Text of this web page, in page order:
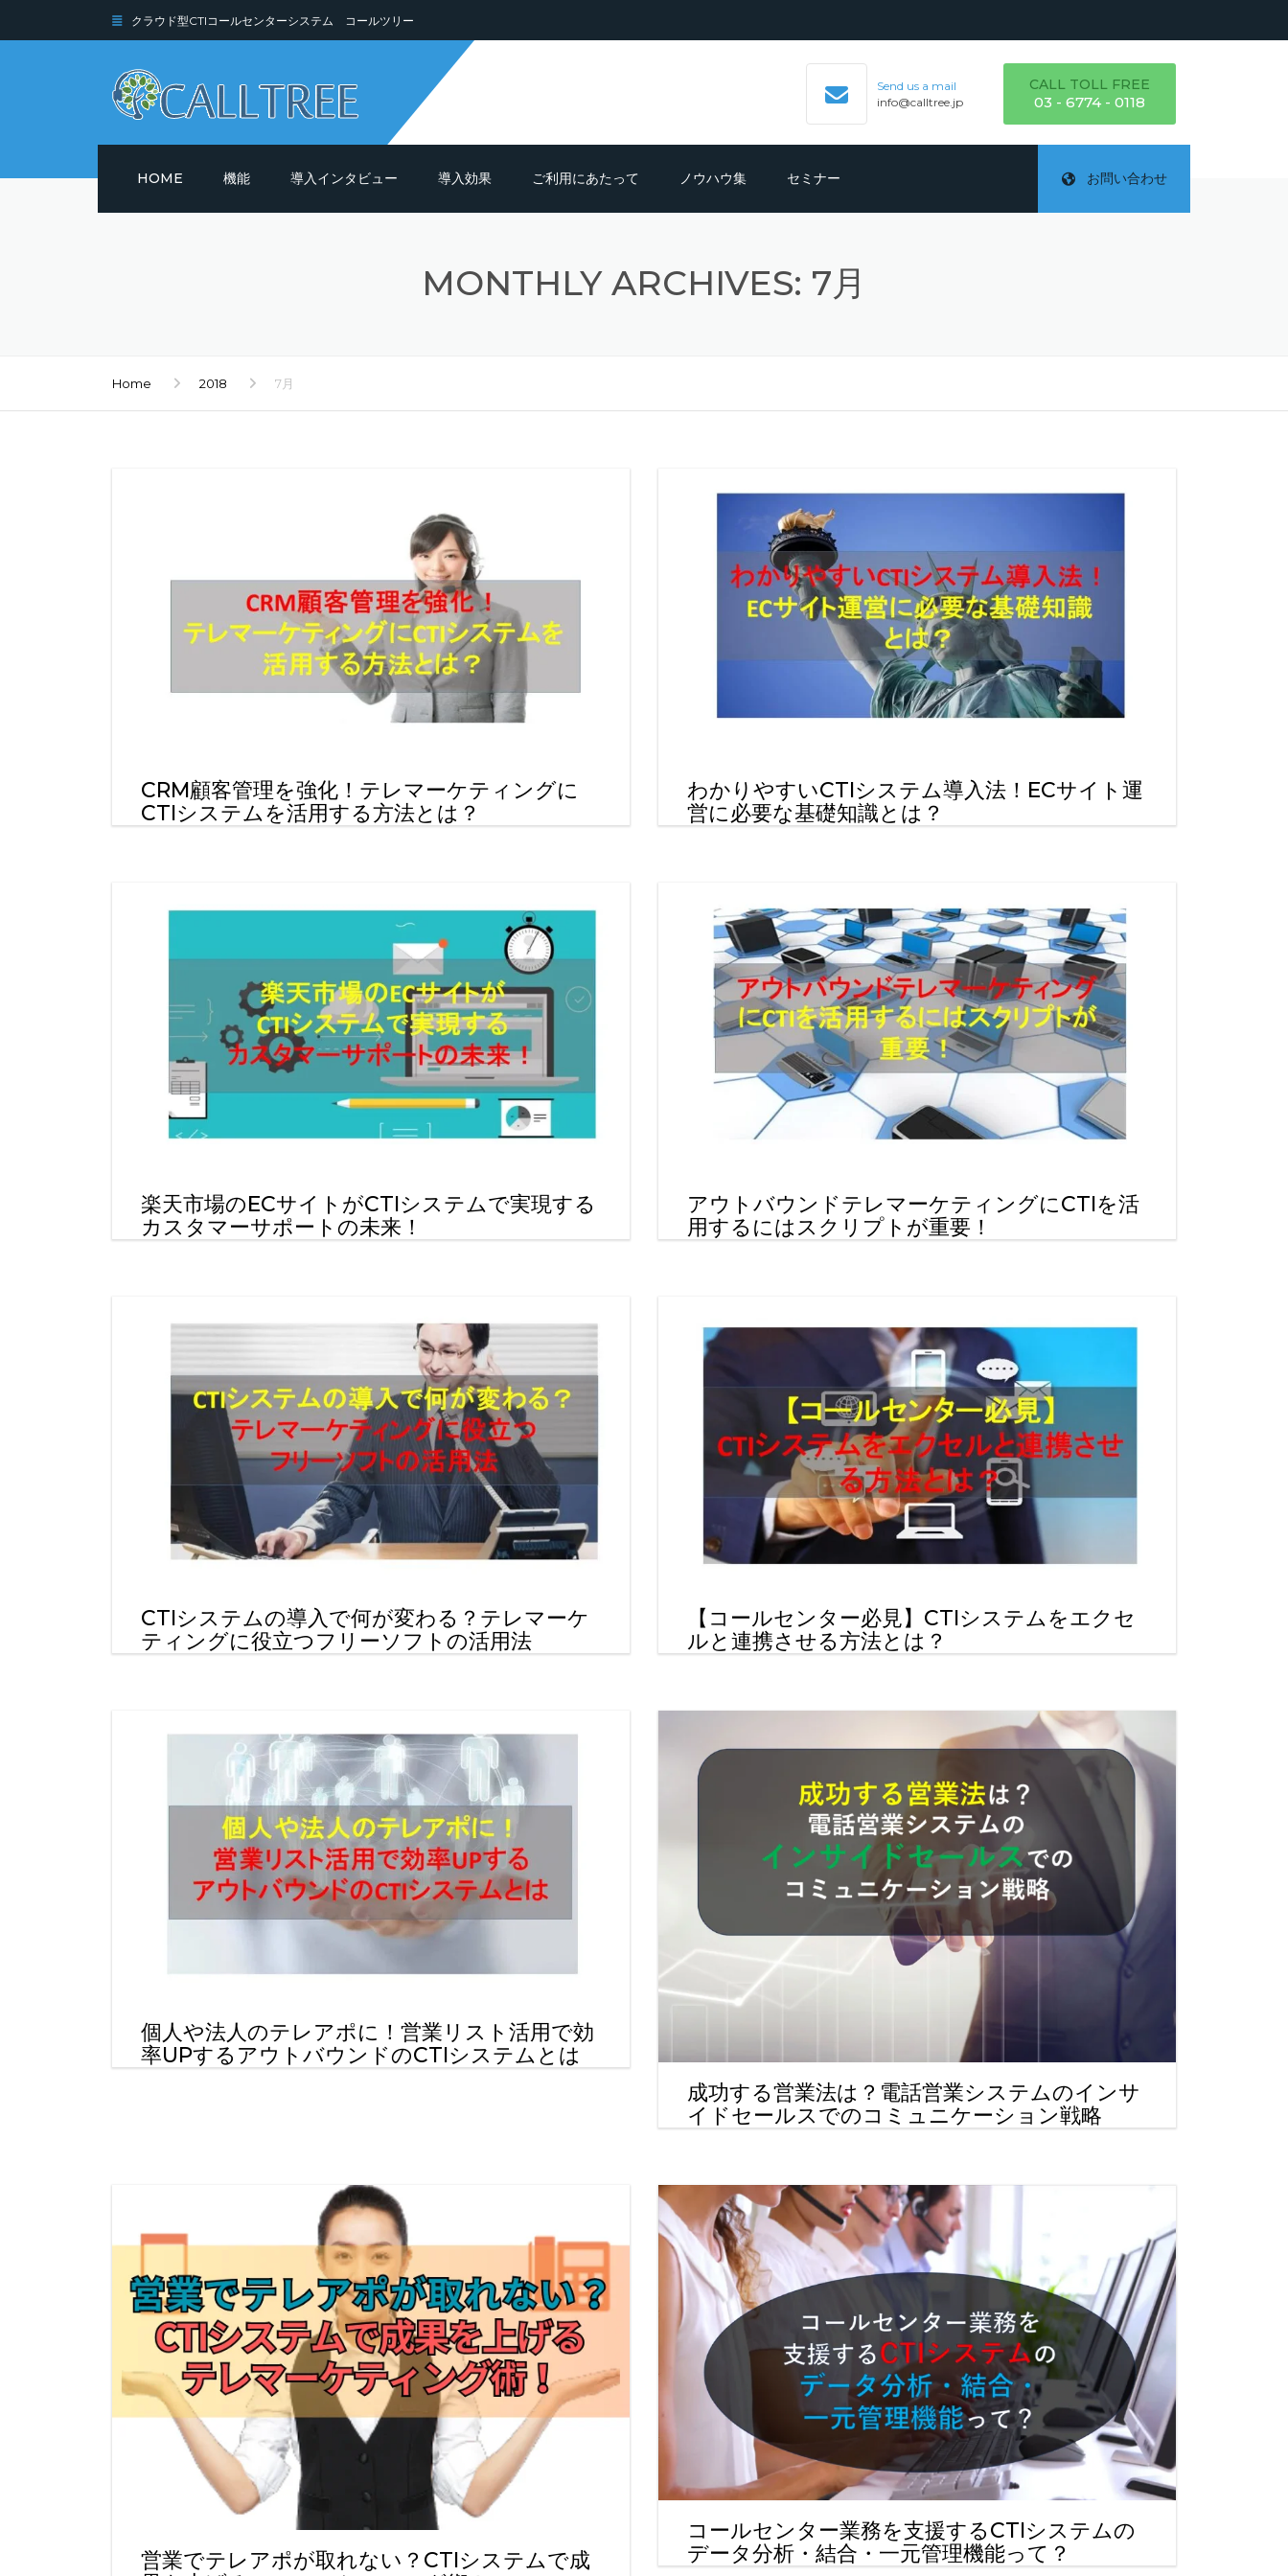
クラウド型CTIコールセンターシステム コールツリー
Send us a mail
info@calltree.jp
CALL TOLL FREE
03 - 6774 - 0118
お問い合わせ
HOME 機能 導入インタビュー 導入効果
導入効果シュミレーション
ご利用にあたって
ご利用までの流れ
ノウハウ集
CTIシステムとは？導入メリットもご
紹介
テレマーケティングシステム機能詳
メリットとデメリット
コールセンターの言葉遣いを総ざら
コールセンターのモニタリング機能
を徹底解説！評価基準や成功する方
セミナー
MONTHLY ARCHIVES: 7月
Home 2018 7月
CRM顧客管理を強化！テレマーケティングに
CTIシステムを活用する方法とは？
わかりやすいCTIシステム導入法！ECサイト運
営に必要な基礎知識とは？
楽天市場のECサイトがCTIシステムで実現する
カスタマーサポートの未来！
アウトバウンドテレマーケティングにCTIを活
用するにはスクリプトが重要！
CTIシステムの導入で何が変わる？テレマーケ
ティングに役立つフリーソフトの活用法
【コールセンター必見】CTIシステムをエクセ
ルと連携させる方法とは？
個人や法人のテレアポに！営業リスト活用で効
率UPするアウトバウンドのCTIシステムとは
成功する営業法は？電話営業システムのインサ
イドセールスでのコミュニケーション戦略
営業でテレアポが取れない？CTIシステムで成
コールセンター業務を支援するCTIシステムの
データ分析・結合・一元管理機能って？